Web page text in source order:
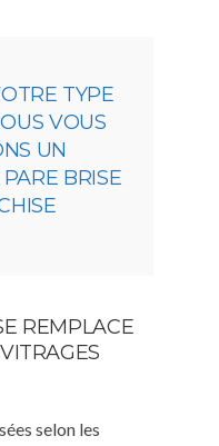
TYPE
VOUS
UN
BRISE
REMPLACE
selon les